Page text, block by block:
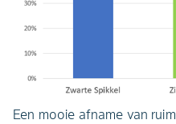
Een mooie afname van